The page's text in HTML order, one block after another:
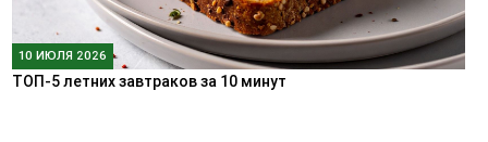
10 ИЮЛЯ 2026
ТОП-5 летних завтраков за 10 минут